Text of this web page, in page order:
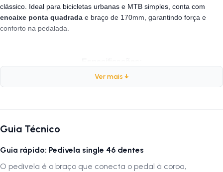
clássico. Ideal para bicicletas urbanas e MTB simples, conta com
encaixe ponta quadrada e braço de 170mm, garantindo força e
conforto na pedalada.
Peso:850 gramas
Tamanho do Braço:170mm
Quantidade de Dentes:
Tipo do Eixo:Ponta Quadrada
Acabamento:Cromado
Ver mais ↓
Guia Técnico
Guia rápido: Pedivela single 46 dentes
O pedivela é o braço que conecta o pedal à coroa,